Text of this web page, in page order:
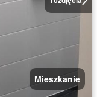
Mieszkanie